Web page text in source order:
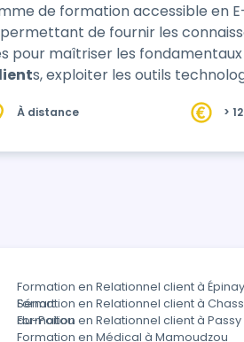
de formation accessible en
de fournir les
pour maîtriser les
s, exploiter les outils
maîtriser les bases de la data,
À distance >
Formation en Relationnel client à
Sénart
Formation en Relationnel client à
du-Poitou
Formation en Relationnel client à Passy
Formation en Médical à Mamoudzou